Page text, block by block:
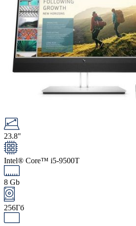
23.8"
Intel® Core™ i5-9500T
8 Gb
256Гб